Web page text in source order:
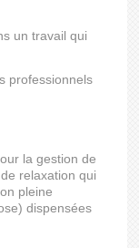
un travail qui
professionnels
la gestion de
relaxation qui
pleine
dispensées